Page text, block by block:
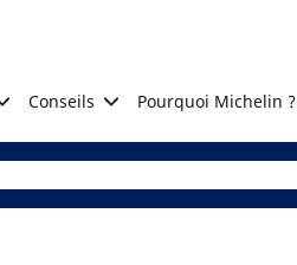
Conseils Pourquoi Michelin ?